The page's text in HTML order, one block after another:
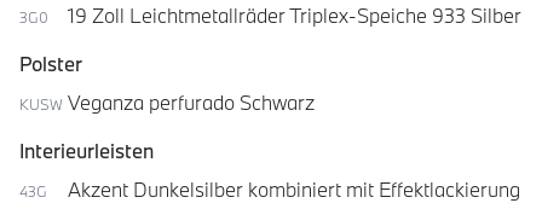
3G0
19 Zoll Leichtmetallräder Triplex-Speiche 933 Silber
Polster
KUSW Veganza perfurado Schwarz
Interieurleisten
43G
Akzent Dunkelsilber kombiniert mit Effektlackierung